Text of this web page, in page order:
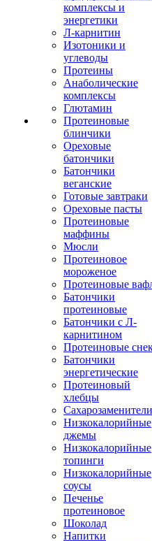
комплексы и
энергетики
Л-карнитин
Изотоники и
углеводы
Протеины
Анаболические
комплексы
Глютамин
Протеиновые
блинчики
Ореховые
батончики
Батончики
веганские
Готовые завтраки
Ореховые пасты
Протеиновые
маффины
Мюсли
Протеиновое
мороженое
Протеиновые
Батончики
протеиновые
Батончики с Л-
карнитином
Протеиновые
Батончики
энергетические
Протеиновый
хлебцы
Сахарозаменители
Низкокалорийные
джемы
Низкокалорийные
топинги
Низкокалорийные
соусы
Печенье
протеиновое
Шоколад
Напитки